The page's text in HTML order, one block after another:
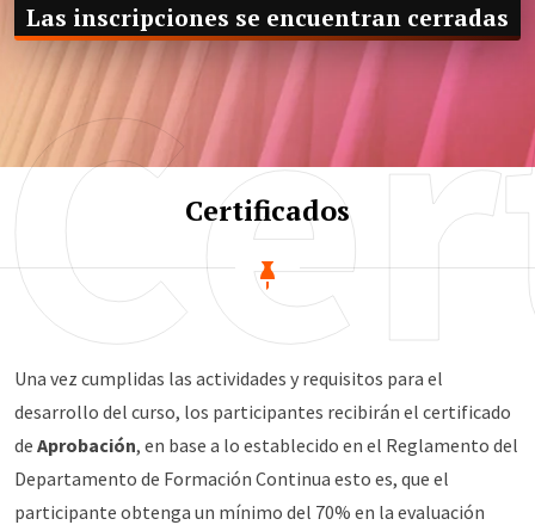
Las inscripciones se encuentran cerradas
Certificados
Una vez cumplidas las actividades y requisitos para el
desarrollo del curso, los participantes recibirán el certificado
de Aprobación, en base a lo establecido en el Reglamento del
Departamento de Formación Continua esto es, que el
participante obtenga un mínimo del 70% en la evaluación